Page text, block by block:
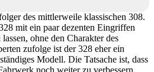
des mittlerweile klassischen 308.
mit ein paar dezenten Eingriffen
ohne den Charakter des
zufolge ist der 328 eher ein
Modell. Die Tatsache ist, dass
noch weiter zu verbessern,